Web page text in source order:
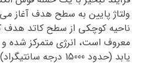
ولتاژ پایین به سطح هدف آغاز
ناحیه کوچکی از سطح کاتد هدف
معروف است، انرژی متمرکز شده
یابد (حدود 15000 درجه سانتیگراد).